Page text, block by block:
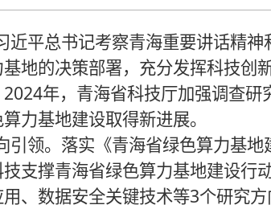
平总书记考察青海重要讲话精神
地的决策部署，充分发挥科技创
年，青海省科技厅加强调查
力基地建设取得新进展。
领。落实《青海省绿色算力基
支撑青海省绿色算力基地建设行
、数据安全关键技术等3个研究